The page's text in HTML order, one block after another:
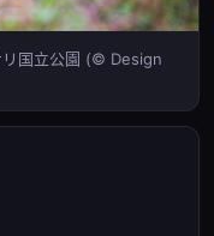
リ国立公園 (© Design